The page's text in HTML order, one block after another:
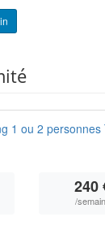
1 ou 2
240
/